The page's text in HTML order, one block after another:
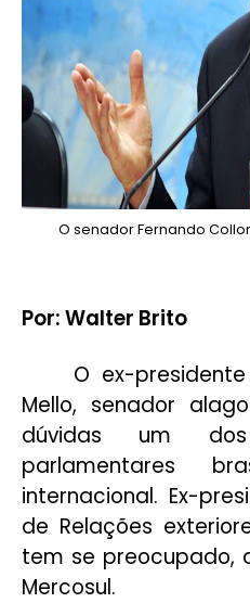
O senador Fernando
Por: Walter Brito
O ex-
Mello, senador
dúvidas um
parlamentares
internacional. Ex-
de Relações
tem se preocupado,
Mercosul.